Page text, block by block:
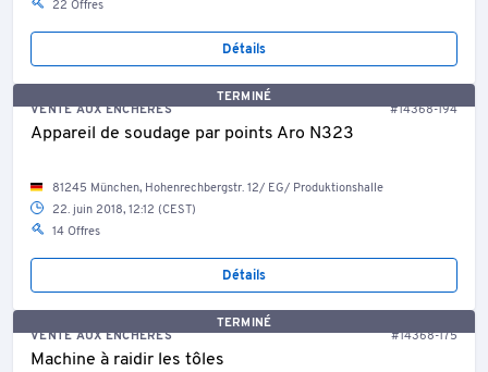
22 Offres
Détails
TERMINÉ
VENTE AUX ENCHÈRES
#14368-194
Appareil de soudage par points Aro N323
81245 München, Hohenrechbergstr. 12/ EG/ Produktionshalle
22. juin 2018, 12:12 (CEST)
14 Offres
Détails
TERMINÉ
VENTE AUX ENCHÈRES
#14368-175
Machine à raidir les tôles